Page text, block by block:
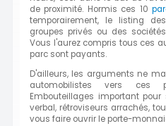
de proximité. Hormis ces 10
temporairement, le listing
groupes privés ou des
Vous l'aurez compris tous ces
parc sont payants.
D'ailleurs, les arguments ne
automobilistes vers ces
Embouteillages important
verbal, rétroviseurs arrachés,
vous faire ouvrir le porte-